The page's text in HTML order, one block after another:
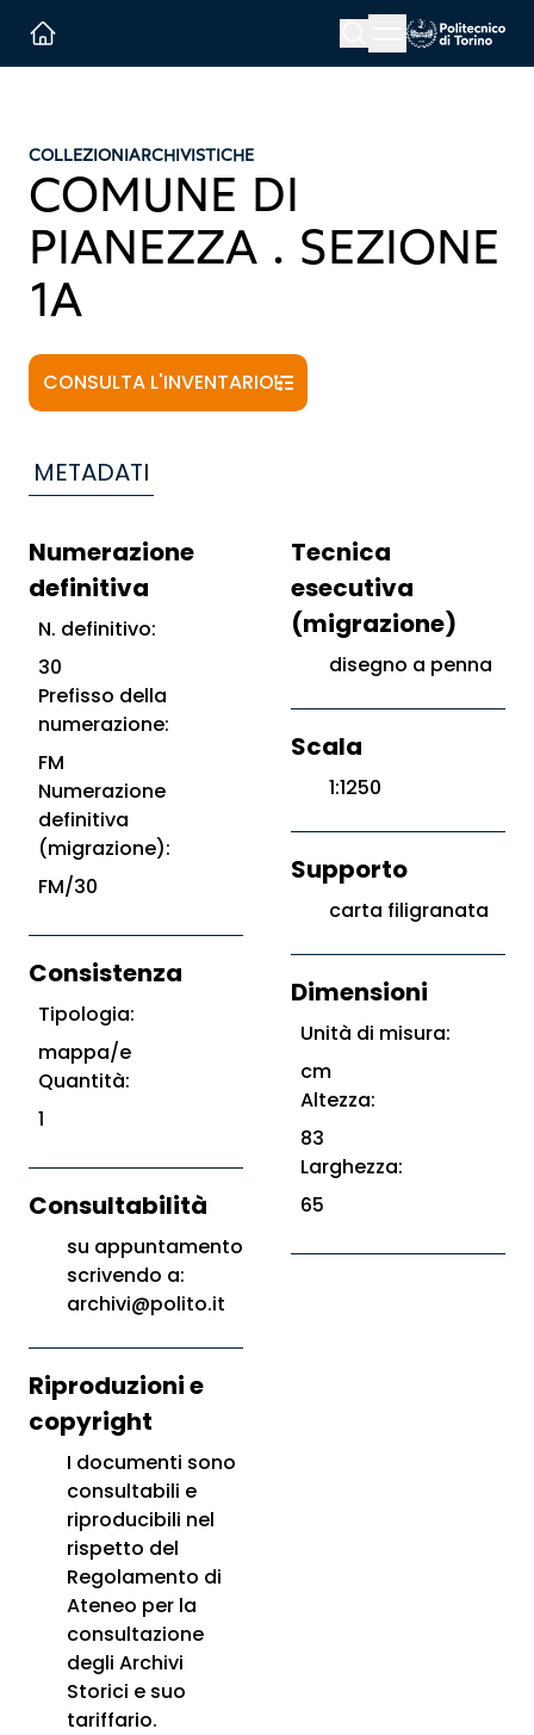
Menu button
COLLEZIONIARCHIVISTICHE
COMUNE DI
PIANEZZA . SEZIONE
1A
CONSULTA L'INVENTARIO
METADATI
Numerazione
definitiva
N. definitivo:
30
Prefisso della
numerazione:
FM
Numerazione
definitiva
(migrazione):
FM/30
Consistenza
Tipologia:
mappa/e
Quantità:
1
Consultabilità
su appuntamento
scrivendo a:
archivi@polito.it
Riproduzioni e
copyright
I documenti sono
consultabili e
riproducibili nel
rispetto del
Regolamento di
Ateneo per la
consultazione
degli Archivi
Storici e suo
tariffario.
Tecnica
esecutiva
(migrazione)
disegno a penna
Scala
1:1250
Supporto
carta filigranata
Dimensioni
Unità di misura:
cm
Altezza:
83
Larghezza:
65